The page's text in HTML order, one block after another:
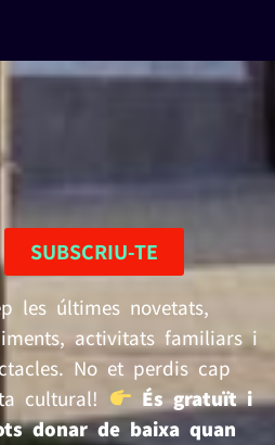
SUBSCRIU-TE
les últimes novetats,
activitats familiars i
No et perdis cap
cultural!
És gratuït i
donar de baixa quan